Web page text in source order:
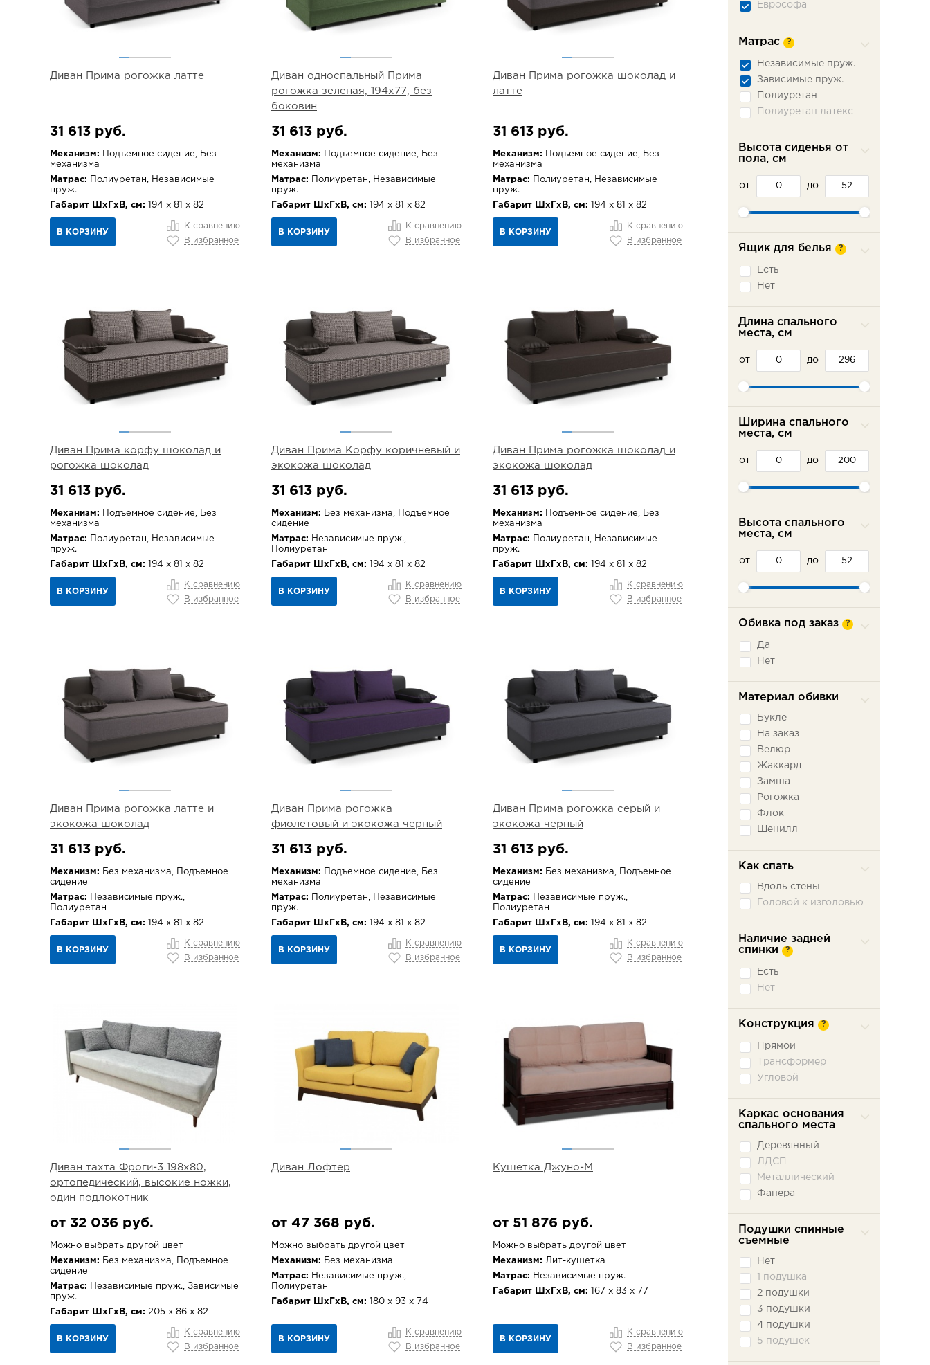
Диван Прима рогожка латте
31 613 руб.
Механизм: Подъемное сидение, Без
механизма
Матрас: Полиуретан, Независимые
пруж.
Габарит ШхГхВ, см: 194 х 81 х 82
В КОРЗИНУ
К сравнению
В избранное
Диван односпальный Прима
рогожка зеленая, 194х77, без
боковин
31 613 руб.
Механизм: Подъемное сидение, Без
механизма
Матрас: Полиуретан, Независимые
пруж.
Габарит ШхГхВ, см: 194 х 81 х 82
В КОРЗИНУ
К сравнению
В избранное
Диван Прима рогожка шоколад и
латте
31 613 руб.
Механизм: Подъемное сидение, Без
механизма
Матрас: Полиуретан, Независимые
пруж.
Габарит ШхГхВ, см: 194 х 81 х 82
В КОРЗИНУ
К сравнению
В избранное
Диван Прима корфу шоколад и
рогожка шоколад
31 613 руб.
Механизм: Подъемное сидение, Без
механизма
Матрас: Полиуретан, Независимые
пруж.
Габарит ШхГхВ, см: 194 х 81 х 82
В КОРЗИНУ
К сравнению
В избранное
Диван Прима Корфу коричневый и
экокожа шоколад
31 613 руб.
Механизм: Без механизма, Подъемное
сидение
Матрас: Независимые пруж.,
Полиуретан
Габарит ШхГхВ, см: 194 х 81 х 82
В КОРЗИНУ
К сравнению
В избранное
Диван Прима рогожка шоколад и
экокожа шоколад
31 613 руб.
Механизм: Подъемное сидение, Без
механизма
Матрас: Полиуретан, Независимые
пруж.
Габарит ШхГхВ, см: 194 х 81 х 82
В КОРЗИНУ
К сравнению
В избранное
Диван Прима рогожка латте и
экокожа шоколад
31 613 руб.
Механизм: Без механизма, Подъемное
сидение
Матрас: Независимые пруж.,
Полиуретан
Габарит ШхГхВ, см: 194 х 81 х 82
В КОРЗИНУ
К сравнению
В избранное
Диван Прима рогожка
фиолетовый и экокожа черный
31 613 руб.
Механизм: Подъемное сидение, Без
механизма
Матрас: Полиуретан, Независимые
пруж.
Габарит ШхГхВ, см: 194 х 81 х 82
В КОРЗИНУ
К сравнению
В избранное
Диван Прима рогожка серый и
экокожа черный
31 613 руб.
Механизм: Без механизма, Подъемное
сидение
Матрас: Независимые пруж.,
Полиуретан
Габарит ШхГхВ, см: 194 х 81 х 82
В КОРЗИНУ
К сравнению
В избранное
Диван тахта Фроги-3 198х80,
ортопедический, высокие ножки,
один подлокотник
от 32 036 руб.
Можно выбрать другой цвет
Механизм: Без механизма, Подъемное
сидение
Матрас: Независимые пруж., Зависимые
пруж.
Габарит ШхГхВ, см: 205 х 86 х 82
В КОРЗИНУ
К сравнению
В избранное
Диван Лофтер
от 47 368 руб.
Можно выбрать другой цвет
Механизм: Без механизма
Матрас: Независимые пруж.,
Полиуретан
Габарит ШхГхВ, см: 180 х 93 х 74
В КОРЗИНУ
К сравнению
В избранное
Кушетка Джуно-М
от 51 876 руб.
Можно выбрать другой цвет
Механизм: Лит-кушетка
Матрас: Независимые пруж.
Габарит ШхГхВ, см: 167 х 83 х 77
В КОРЗИНУ
К сравнению
В избранное
Еврософа
Книжка откатная
Лит-кушетка
Малютка
Ножницы
Пантограф
Раздвижные
подлокотники
Трехсекционная
еврокнижка
Седафлекс
Матрас ?
Независимые пруж.
Зависимые пруж.
Полиуретан
Полиуретан латекс
Высота сиденья от
пола, см
от до
Ящик для белья ?
Есть
Нет
Длина спального
места, см
от до
Ширина спального
места, см
от до
Высота спального
места, см
от до
Обивка под заказ ?
Да
Нет
Материал обивки
Букле
На заказ
Велюр
Жаккард
Замша
Рогожка
Флок
Шенилл
Как спать
Вдоль стены
Головой к изголовью
Наличие задней
спинки
?
Есть
Нет
Конструкция ?
Прямой
Трансформер
Угловой
Каркас основания
спального места
Деревянный
ЛДСП
Металлический
Фанера
Подушки спинные
съемные
Нет
1 подушка
2 подушки
3 подушки
4 подушки
5 подушек